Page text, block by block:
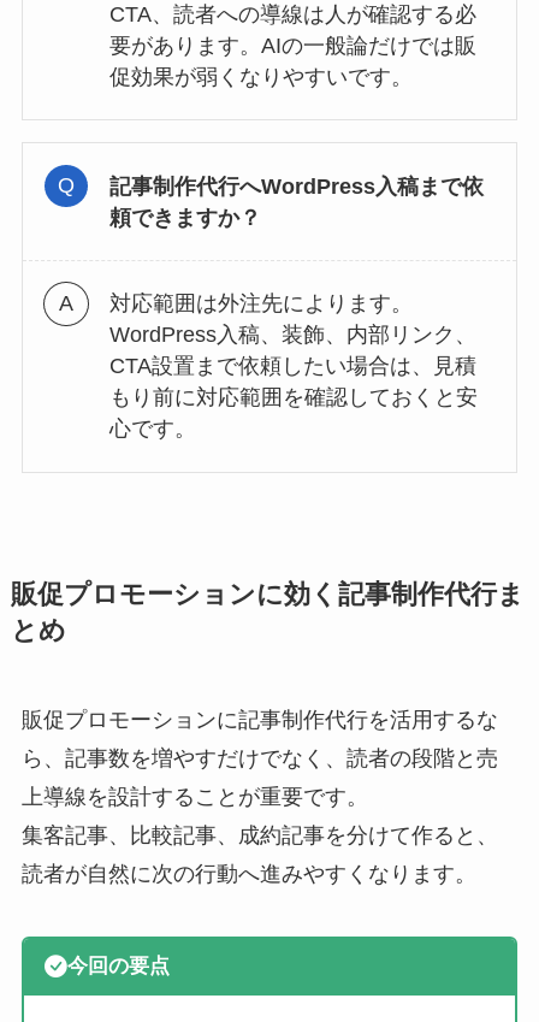
CTA、読者への導線は人が確認する必
要があります。AIの一般論だけでは販
促効果が弱くなりやすいです。
記事制作代行へWordPress入稿まで依
頼できますか？
対応範囲は外注先によります。
WordPress入稿、装飾、内部リンク、
CTA設置まで依頼したい場合は、見積
もり前に対応範囲を確認しておくと安
心です。
販促プロモーションに効く記事制作代行ま
とめ
販促プロモーションに記事制作代行を活用するな
ら、記事数を増やすだけでなく、読者の段階と売
上導線を設計することが重要です。
集客記事、比較記事、成約記事を分けて作ると、
読者が自然に次の行動へ進みやすくなります。
今回の要点